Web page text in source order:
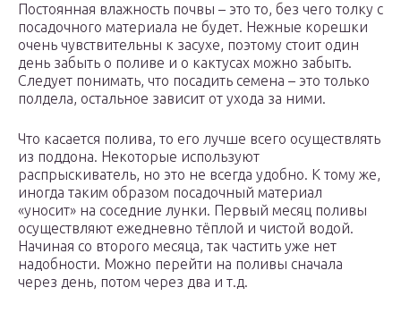
Постоянная влажность почвы – это то, без чего толку с
посадочного материала не будет. Нежные корешки
очень чувствительны к засухе, поэтому стоит один
день забыть о поливе и о кактусах можно забыть.
Следует понимать, что посадить семена – это только
полдела, остальное зависит от ухода за ними.
Что касается полива, то его лучше всего осуществлять
из поддона. Некоторые используют
распрыскиватель, но это не всегда удобно. К тому же,
иногда таким образом посадочный материал
«уносит» на соседние лунки. Первый месяц поливы
осуществляют ежедневно тёплой и чистой водой.
Начиная со второго месяца, так частить уже нет
надобности. Можно перейти на поливы сначала
через день, потом через два и т.д.